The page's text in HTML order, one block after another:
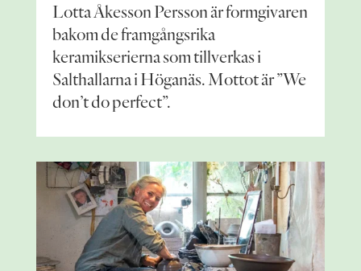
Lotta Åkesson Persson är formgivaren
bakom de framgångsrika
keramikserierna som tillverkas i
Salthallarna i Höganäs. Mottot är ”We
don’t do perfect”.